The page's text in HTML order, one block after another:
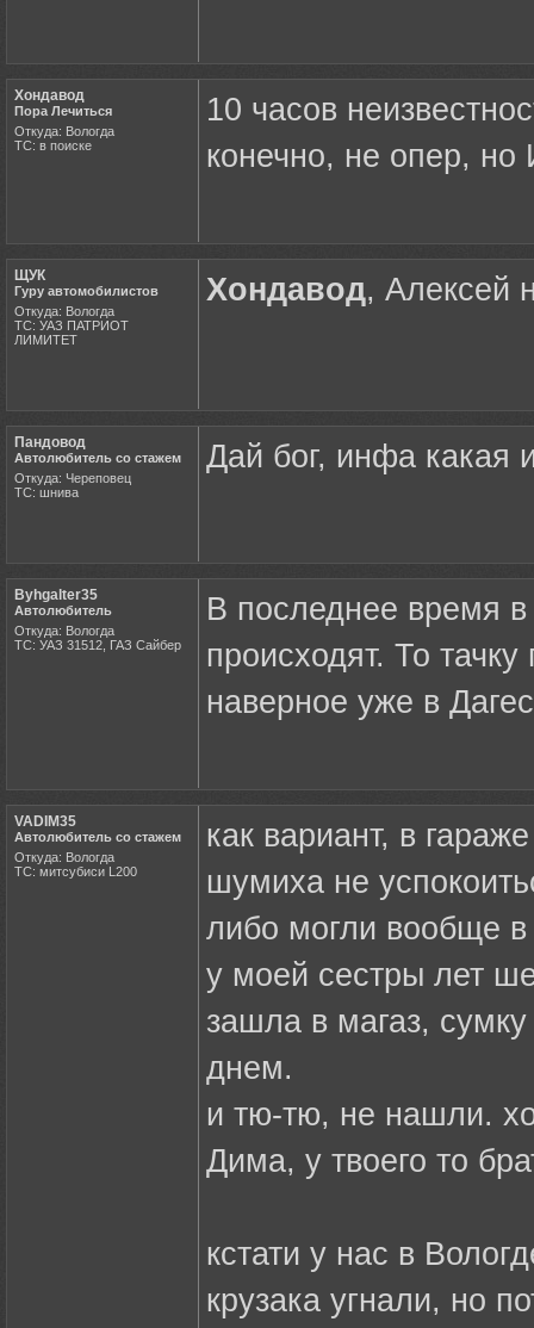
Хондавод
Пора Лечиться
Откуда: Вологда
ТС: в поиске
10 часов
конечно, не опер,
ЩУК
Гуру автомобилистов
Откуда: Вологда
ТС: УАЗ ПАТРИОТ
ЛИМИТЕТ
Хондавод, Алексей
Пандовод
Автолюбитель со стажем
Откуда: Череповец
ТС: шнива
Дай бог, инфа какая
Byhgalter35
Автолюбитель
Откуда: Вологда
ТС: УАЗ 31512, ГАЗ Сайбер
В последнее время
происходят. То
наверное уже в
VADIM35
Автолюбитель со стажем
Откуда: Вологда
ТС: митсубиси L200
как вариант, в
шумиха не
либо могли вообще
у моей сестры лет
зашла в магаз,
днем.
и тю-тю, не нашли.
Дима, у твоего то
кстати у нас в
крузака угнали, но